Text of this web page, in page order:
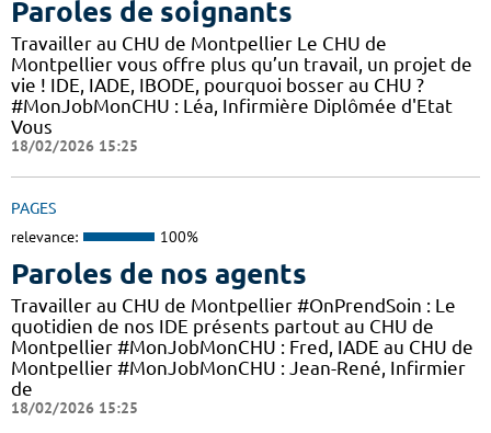
Paroles de soignants
Travailler au CHU de Montpellier Le CHU de
Montpellier vous offre plus qu’un travail, un projet de
vie ! IDE, IADE, IBODE, pourquoi bosser au CHU ?
#MonJobMonCHU : Léa, Infirmière Diplômée d'Etat
Vous
18/02/2026 15:25
PAGES
relevance: 100%
Paroles de nos agents
Travailler au CHU de Montpellier #OnPrendSoin : Le
quotidien de nos IDE présents partout au CHU de
Montpellier #MonJobMonCHU : Fred, IADE au CHU de
Montpellier #MonJobMonCHU : Jean-René, Infirmier
de
18/02/2026 15:25